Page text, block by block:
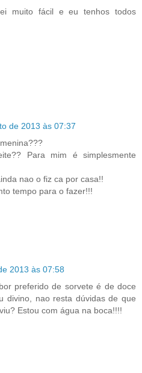
muito fácil e eu tenhos todos
de 2013 às 07:37
Para mim é simplesmente
nao o fiz ca por casa!!
tempo para o fazer!!!
2013 às 07:58
preferido de sorvete é de doce
divino, nao resta dúvidas de que
Estou com água na boca!!!!